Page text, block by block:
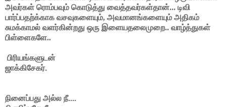
அவர்கள் ரொம்பவும் கொடுத்து வைத்தவர்கள்தான்... டிவி
பார்ப்பதற்க்காக வசவுகளையும், அவமானங்களையும் அதிகம்
சுமக்காமல் வளர்கின்றது ஒரு இளையதலைமுறை.. வாழ்த்துகள்
பிள்ளைகளே..
பிரியங்களுடன்
ஜாக்கிசேகர்.
நினைப்பது அல்ல நீ....